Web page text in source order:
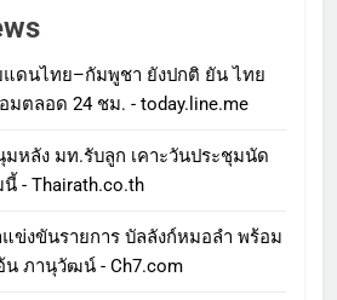
ดนไทย–กัมพูชา ยังปกติ ยัน ไทย
มตลอด 24 ชม. - today.line.me
หลัง มท.รับลูก เคาะวันประชุมนัด
- Thairath.co.th
แข่งขันรายการ บัลลังก์หมอลำ พร้อม
น ภานุวัฒน์ - Ch7.com